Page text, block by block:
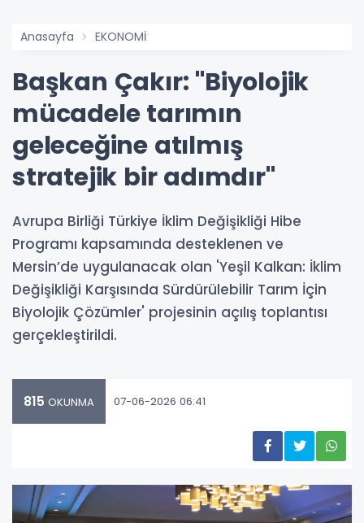
Anasayfa EKONOMİ
Başkan Çakır: "Biyolojik
mücadele tarımın
geleceğine atılmış
stratejik bir adımdır"
Avrupa Birliği Türkiye İklim Değişikliği Hibe
Programı kapsamında desteklenen ve
Mersin’de uygulanacak olan 'Yeşil Kalkan: İklim
Değişikliği Karşısında Sürdürülebilir Tarım İçin
Biyolojik Çözümler' projesinin açılış toplantısı
gerçekleştirildi.
815 OKUNMA 07-06-2026 06:41